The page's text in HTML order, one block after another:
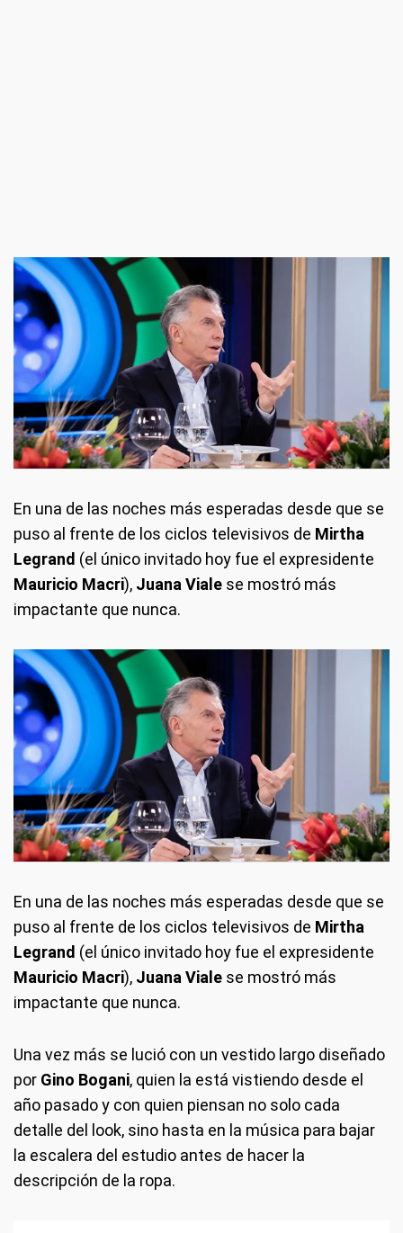
En una de las noches más esperadas desde que se
puso al frente de los ciclos televisivos de Mirtha
Legrand (el único invitado hoy fue el expresidente
Mauricio Macri), Juana Viale se mostró más
impactante que nunca.
En una de las noches más esperadas desde que se
puso al frente de los ciclos televisivos de Mirtha
Legrand (el único invitado hoy fue el expresidente
Mauricio Macri), Juana Viale se mostró más
impactante que nunca.
Una vez más se lució con un vestido largo diseñado
por Gino Bogani, quien la está vistiendo desde el
año pasado y con quien piensan no solo cada
detalle del look, sino hasta en la música para bajar
la escalera del estudio antes de hacer la
descripción de la ropa.